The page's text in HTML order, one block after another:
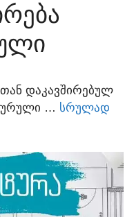
ᲓᲐᲙᲐᲕᲨᲘᲠᲔᲑᲣᲚ
… ᲡᲠᲣᲚᲐᲓ